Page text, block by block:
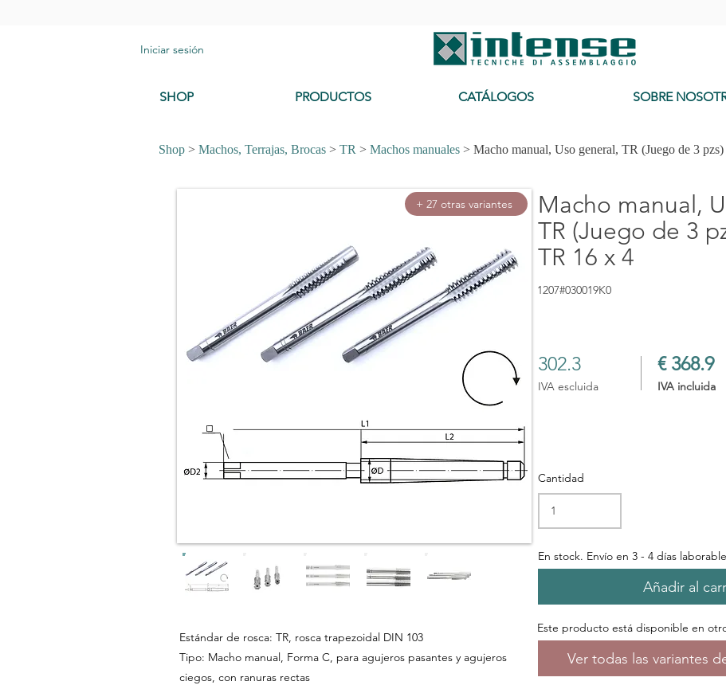
Iniciar sesión
SHOP PRODUCTOS CATÁLOGOS SOBRE
Shop > Machos, Terrajas, Brocas > TR > Machos manuales > Macho manual, Uso general, TR (Juego de 3 pzs)
+ 27 otras variantes
Estándar de rosca: TR, rosca trapezoidal DIN 103
Tipo: Macho manual, Forma C, para agujeros pasantes y agujeros
ciegos, con ranuras rectas
Macho manual,
TR (Juego de 3
TR 16 x 4
1207#030019K0
302.3 € 368.9
IVA escluida IVA incluida
Cantidad
En stock. Envío en 3 - 4 días
Añadir al
Este producto está disponible en
Ver todas las variantes